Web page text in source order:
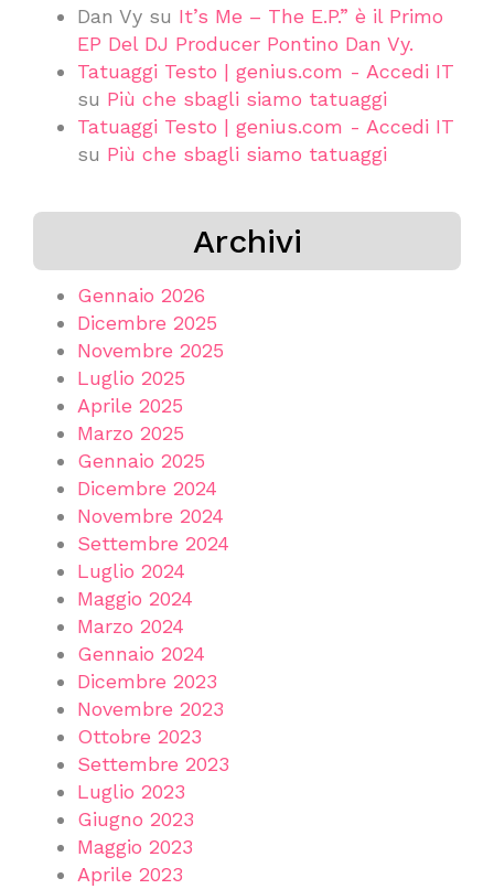
Dan Vy su It’s Me – The E.P.” è il Primo
EP Del DJ Producer Pontino Dan Vy.
Tatuaggi Testo | genius.com - Accedi IT
su Più che sbagli siamo tatuaggi
Tatuaggi Testo | genius.com - Accedi IT
su Più che sbagli siamo tatuaggi
Archivi
Gennaio 2026
Dicembre 2025
Novembre 2025
Luglio 2025
Aprile 2025
Marzo 2025
Gennaio 2025
Dicembre 2024
Novembre 2024
Settembre 2024
Luglio 2024
Maggio 2024
Marzo 2024
Gennaio 2024
Dicembre 2023
Novembre 2023
Ottobre 2023
Settembre 2023
Luglio 2023
Giugno 2023
Maggio 2023
Aprile 2023